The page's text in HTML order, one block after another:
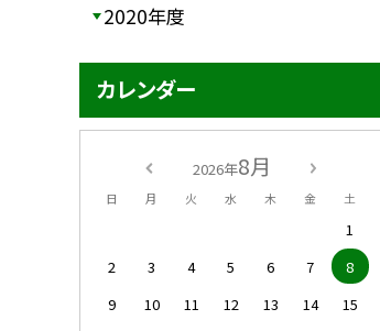
2020年度
カレンダー
2026年8月
日 月 火 水 木 金 土
1
2
3 4 5 6 7
8
9
10 11 12 13 14
15